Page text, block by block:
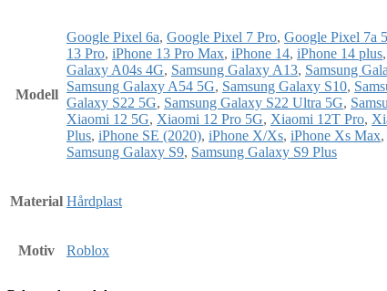
Modell
Google Pixel 6a, Google Pixel 7 Pro, Google Pixel 7a
13 Pro, iPhone 13 Pro Max, iPhone 14, iPhone 14 plus,
Galaxy A04s 4G, Samsung Galaxy A13, Samsung
Samsung Galaxy A54 5G, Samsung Galaxy S10,
Galaxy S22 5G, Samsung Galaxy S22 Ultra 5G,
Xiaomi 12 5G, Xiaomi 12 Pro 5G, Xiaomi 12T Pro,
Plus, iPhone SE (2020), iPhone X/Xs, iPhone Xs Max,
Samsung Galaxy S9, Samsung Galaxy S9 Plus
Material Hårdplast
Motiv Roblox